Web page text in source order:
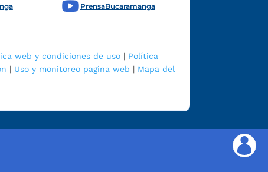
PrensaBucaramanga
web y condiciones de uso | Política
| Uso y monitoreo pagina web | Mapa del